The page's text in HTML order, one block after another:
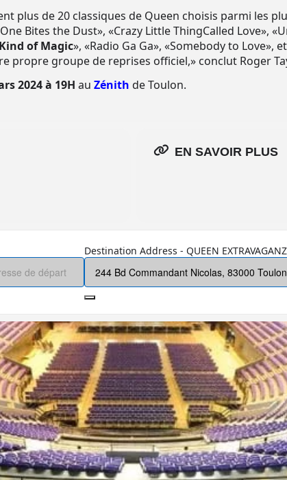
plus de 20 classiques de Queen choisis parmi les
Bites the Dust», «Crazy Little ThingCalled Love»,
of Magic», «Radio Ga Ga», «Somebody to Love»,
propre groupe de reprises officiel,» conclut Roger
2024 à 19H au Zénith de Toulon.
EN SAVOIR PLUS
Destination Address - QUEEN